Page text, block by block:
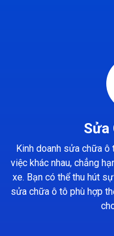
Sửa
Kinh doanh sửa chữa
việc khác nhau, chẳng
xe. Bạn có thể thu hút
sửa chữa ô tô phù hợp